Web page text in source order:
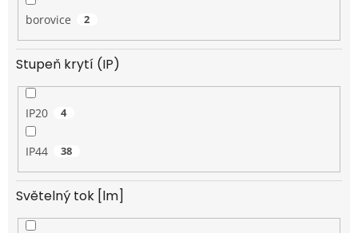
borovice 2
Stupeň krytí (IP)
IP20 4
IP44 38
Světelný tok [lm]